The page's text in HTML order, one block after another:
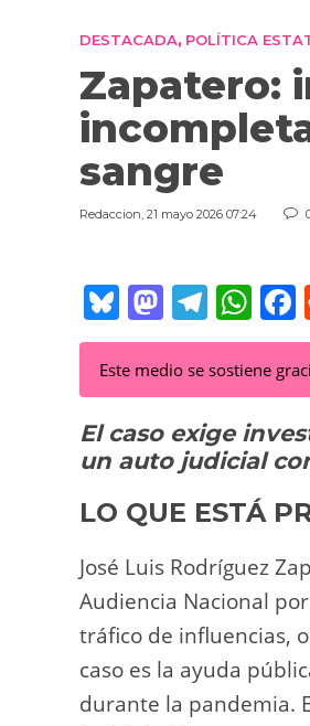
DESTACADA, POLÍTICA
Zapatero:
sangre
Redaccion, 21 mayo 2026 07:24
Bl
u
e
sk
y
M
a
st
o
d
o
n
T
el
e
gr
a
m
W
h
at
s
A
p
p
c
Este medio se sostiene
El caso exige
un auto judicial
LO QUE ESTÁ
José Luis Rodríguez
Audiencia Nacional
tráfico de influencias,
caso es la ayuda
durante la pandemia.